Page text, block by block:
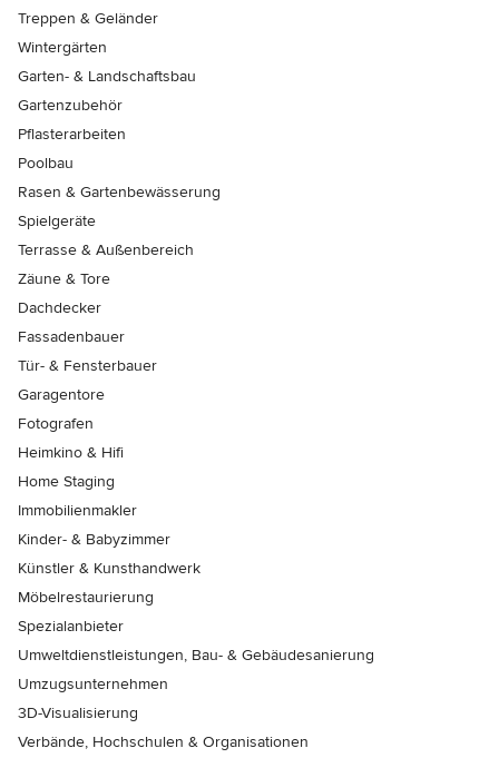
Treppen & Geländer
Wintergärten
Garten- & Landschaftsbau
Gartenzubehör
Pflasterarbeiten
Poolbau
Rasen & Gartenbewässerung
Spielgeräte
Terrasse & Außenbereich
Zäune & Tore
Dachdecker
Fassadenbauer
Tür- & Fensterbauer
Garagentore
Fotografen
Heimkino & Hifi
Home Staging
Immobilienmakler
Kinder- & Babyzimmer
Künstler & Kunsthandwerk
Möbelrestaurierung
Spezialanbieter
Umweltdienstleistungen, Bau- & Gebäudesanierung
Umzugsunternehmen
3D-Visualisierung
Verbände, Hochschulen & Organisationen